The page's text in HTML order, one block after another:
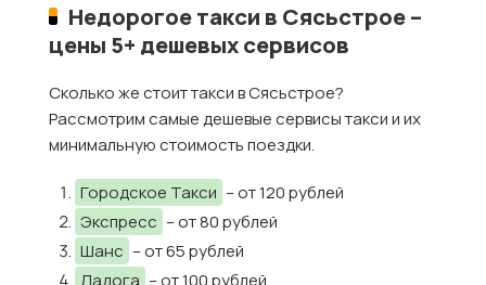
Недорогое такси в Сясьстрое –
цены 5+ дешевых сервисов
Сколько же стоит такси в Сясьстрое?
Рассмотрим самые дешевые сервисы такси и их
минимальную стоимость поездки.
Городское Такси – от 120 рублей
Экспресс – от 80 рублей
Шанс – от 65 рублей